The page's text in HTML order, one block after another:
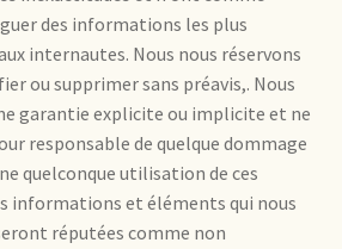
des informations les plus
internautes. Nous nous réservons
ou supprimer sans préavis,. Nous
garantie explicite ou implicite et ne
responsable de quelque dommage
quelconque utilisation de ces
informations et éléments qui nous
réputées comme non